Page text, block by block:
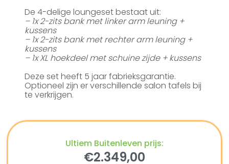
De 4-delige loungeset bestaat uit:
– 1x 2-zits bank met linker arm leuning +
kussens
– 1x 2-zits bank met rechter arm leuning +
kussens
– 1x XL hoekdeel met schuine zijde + kussens
Deze set heeft 5 jaar fabrieksgarantie.
Optioneel zijn er verschillende salon tafels bij
te verkrijgen.
Ultiem Buitenleven prijs:
€2.349,00